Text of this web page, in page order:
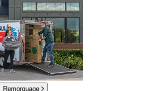
Remorquage